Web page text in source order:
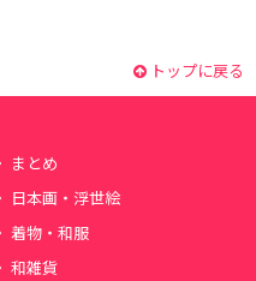
トップに戻る
まとめ
日本画・浮世絵
着物・和服
和雑貨